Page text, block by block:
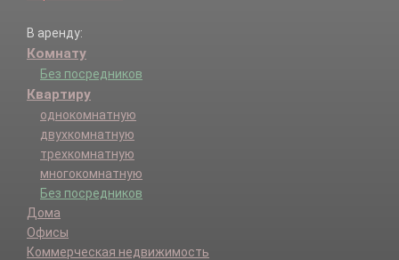
В аренду:
Комнату
Без посредников
Квартиру
однокомнатную
двухкомнатную
трехкомнатную
многокомнатную
Без посредников
Дома
Офисы
Коммерческая недвижимость